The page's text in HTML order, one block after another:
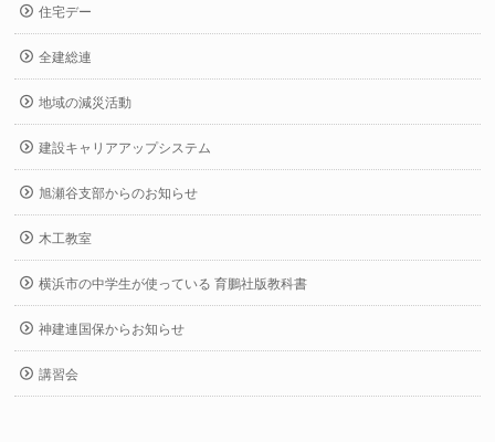
住宅デー
全建総連
地域の減災活動
建設キャリアアップシステム
旭瀬谷支部からのお知らせ
木工教室
横浜市の中学生が使っている 育鵬社版教科書
神建連国保からお知らせ
講習会